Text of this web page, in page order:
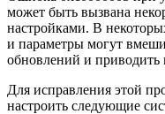
может быть вызвана
настройками. В
и параметры могут
обновлений и
Для исправления этой
настроить следующие